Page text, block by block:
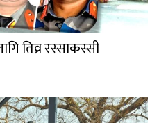
तिव्र रस्साकस्सी